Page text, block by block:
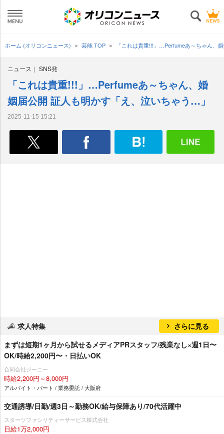
ホーム (オリコンニュース) 芸能 TOP 「これは貴重!!!」…Perfumeあ～ちゃん、
ニュース SNS発
「これは貴重!!!」…Perfumeあ～ちゃん、婚
姻届公開 証人も明かす「え、泣いちゃう…」
2025-11-15 15:21
求人特集
さらに見る
まずは短期1ヶ月から試せるメディアPRスタッフ/残業なし×週1日〜
OK/時給2,200円〜・日払いOK
合同会社ジーニー
時給2,200円～8,000円
アルバイト・パート / 業務委託 / 大阪府
交通誘導/日勤/週3日～勤務OK/給与保障あり/70代活躍中
スターツファシリティーサービス株式会社
日給1万2,000円